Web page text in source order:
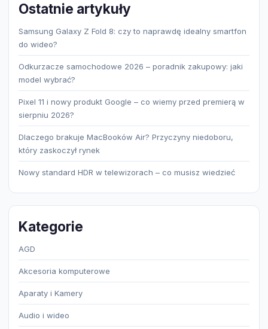
Ostatnie artykuły
Samsung Galaxy Z Fold 8: czy to naprawdę idealny smartfon
do wideo?
Odkurzacze samochodowe 2026 – poradnik zakupowy: jaki
model wybrać?
Pixel 11 i nowy produkt Google – co wiemy przed premierą w
sierpniu 2026?
Dlaczego brakuje MacBooków Air? Przyczyny niedoboru,
który zaskoczył rynek
Nowy standard HDR w telewizorach – co musisz wiedzieć
Kategorie
AGD
Akcesoria komputerowe
Aparaty i Kamery
Audio i wideo